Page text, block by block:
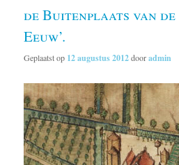
de Buitenplaats van de
Eeuw’.
Geplaatst op 12 augustus 2012dooradmin